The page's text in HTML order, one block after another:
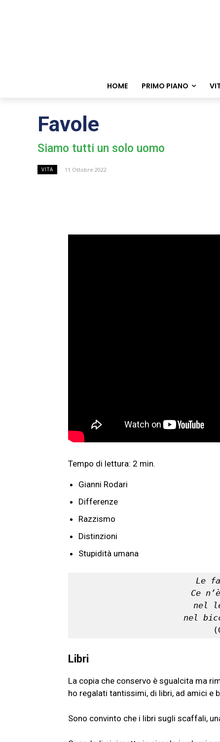
HOME PRIMO PIANO
Favole
Siamo tutti un solo uomo
VITA 11 Ottobre 2022
Gianni Rodari
Differenze
Razzismo
Distinzioni
Stupidità umana
Le
Ce
nel
nel
Libri
La copia che conservo è sgualcita ma
ho regalati tantissimi, di libri, ad amici e
Sono convinto che i libri sugli scaffali,